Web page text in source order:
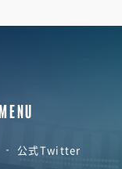
MENU
公式Twitter